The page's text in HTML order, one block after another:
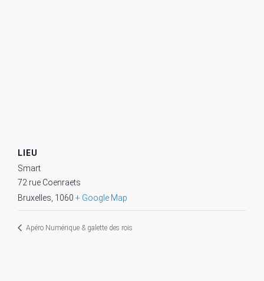
LIEU
Smart
72 rue Coenraets
Bruxelles 1060 + Google Map
Apéro Numérique & galette des rois